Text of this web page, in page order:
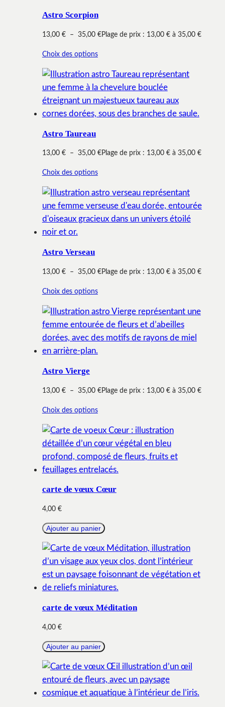
Astro Scorpion
13,00 € – 35,00 €Plage de prix : 13,00 € à 35,00 €
Choix des options
Astro Taureau
13,00 € – 35,00 €Plage de prix : 13,00 € à 35,00 €
Choix des options
Astro Verseau
13,00 € – 35,00 €Plage de prix : 13,00 € à 35,00 €
Choix des options
Astro Vierge
13,00 € – 35,00 €Plage de prix : 13,00 € à 35,00 €
Choix des options
carte de vœux Cœur
4,00 €
Ajouter au panier
carte de vœux Méditation
4,00 €
Ajouter au panier